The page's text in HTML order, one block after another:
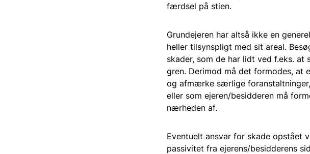
færdsel på stien.
Grundejeren har altså ikke en
heller tilsynspligt med sit areal.
skader, som de har lidt ved f.eks.
gren. Derimod må det formodes, at
og afmærke særlige
eller som ejeren/besidderen må
nærheden af.
Eventuelt ansvar for skade opstået
passivitet fra ejerens/besidderens